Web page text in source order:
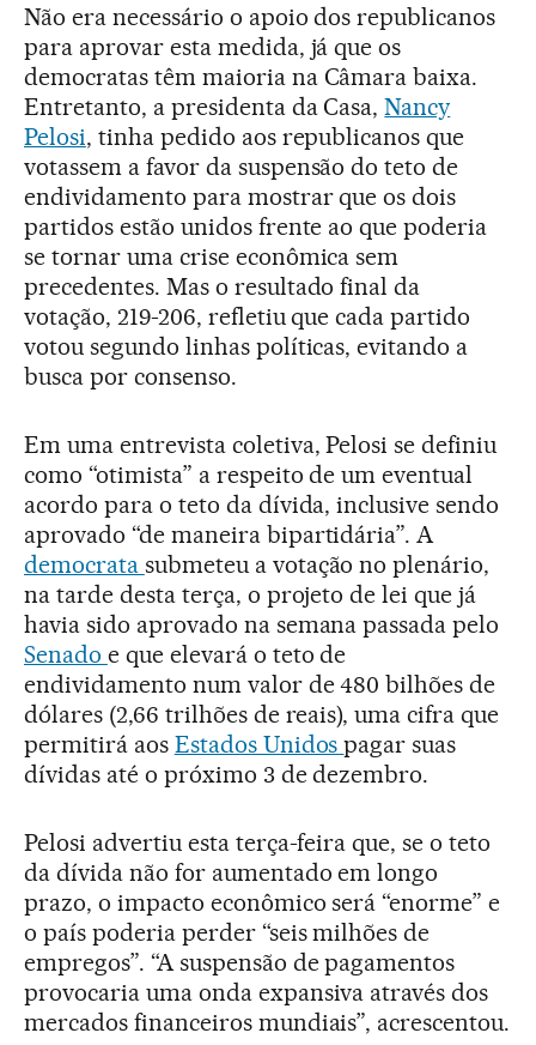
Não era necessário o apoio dos republicanos
para aprovar esta medida, já que os
democratas têm maioria na Câmara baixa.
Entretanto, a presidenta da Casa,Nancy
Pelosi, tinha pedido aos republicanos que
votassem a favor da suspensão do teto de
endividamento para mostrar que os dois
partidos estão unidos frente ao que poderia
se tornar uma crise econômica sem
precedentes. Mas o resultado final da
votação, 219-206, refletiu que cada partido
votou segundo linhas políticas, evitando a
busca por consenso.
Em uma entrevista coletiva, Pelosi se definiu
como “otimista” a respeito de um eventual
acordo para o teto da dívida, inclusive sendo
aprovado “de maneira bipartidária”. A
democrata submeteu a votação no plenário,
na tarde desta terça, o projeto de lei que já
havia sido aprovado na semana passada pelo
Senado e que elevará o teto de
endividamento num valor de 480 bilhões de
dólares (2,66 trilhões de reais), uma cifra que
permitirá aos Estados Unidospagar suas
dívidas até o próximo 3 de dezembro.
Pelosi advertiu esta terça-feira que, se o teto
da dívida não for aumentado em longo
prazo, o impacto econômico será “enorme” e
o país poderia perder “seis milhões de
empregos”. “A suspensão de pagamentos
provocaria uma onda expansiva através dos
mercados financeiros mundiais”, acrescentou.